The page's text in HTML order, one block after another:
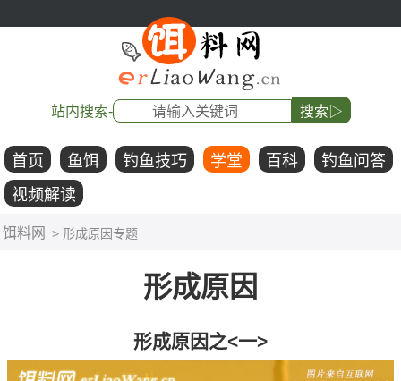
站内搜索- 搜索▷
首页 鱼饵 钓鱼技巧 学堂 百科
钓鱼问答
视频解读
饵料网 > 形成原因专题
形成原因
形成原因之<一>